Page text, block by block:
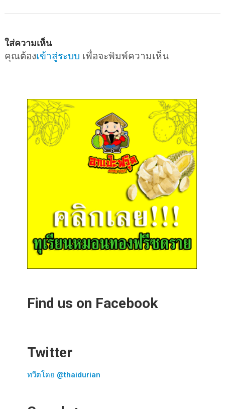
ใส่ความเห็น
คุณต้องเข้าสู่ระบบ เพื่อจะพิมพ์ความเห็น
Find us on Facebook
Twitter
ทวีตโดย @thaidurian